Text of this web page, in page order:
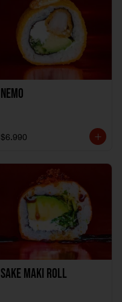
Nemo
$6.990
Sake Maki Roll